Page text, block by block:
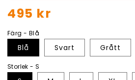
Ordinarie
495 kr
Färg - Blå
Blå Svart Grått
Storlek - S